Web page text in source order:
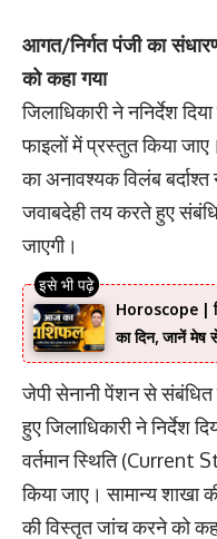
आगत/निर्गत पंजी का
को कहा गया
जिलाधिकारी ने ननिर्देश
फाइलों में प्रस्तुत किया
का अनावश्यक विलंब बर्दाश्त
जवाबदेही तय करते हुए
जाएगी।
Horoscope |
का दिन, जानें मेष
जेपी सेनानी पेंशन से संबंधित
हुए जिलाधिकारी ने निर्देश
वर्तमान स्थिति (Current
किया जाए। ​सामान्य शाखा
की विस्तृत जांच करने को